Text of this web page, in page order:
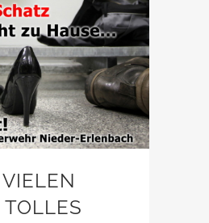
VIELEN